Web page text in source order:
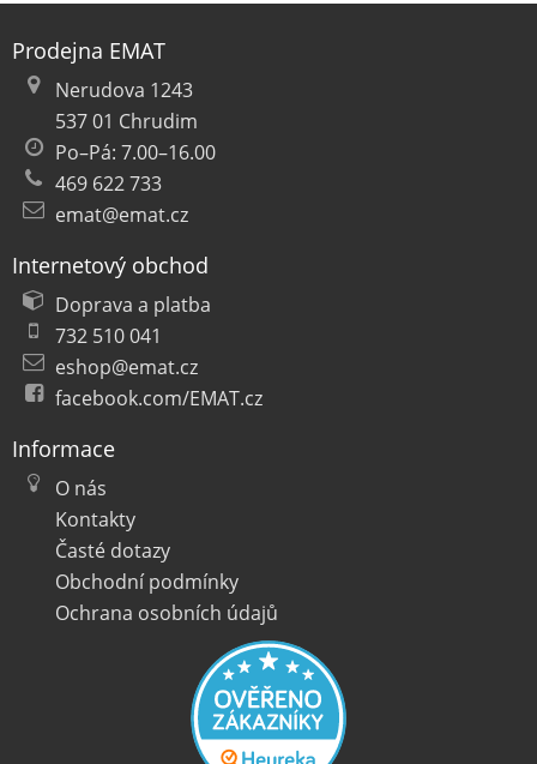
Prodejna EMAT
Nerudova 1243
537 01 Chrudim
Po–Pá: 7.00–16.00
469 622 733
emat@emat.cz
Internetový obchod
Doprava a platba
732 510 041
eshop@emat.cz
facebook.com/EMAT.cz
Informace
O nás
Kontakty
Časté dotazy
Obchodní podmínky
Ochrana osobních údajů